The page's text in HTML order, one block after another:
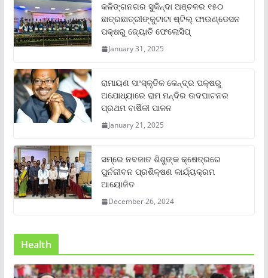
କଳିଙ୍ଗନଗର ସୁକିନ୍ଦା ଅଞ୍ଚଳର ୧୫୦
ଛାତ୍ରଛାତ୍ରୀଙ୍କୁଟାଟା ଷ୍ଟିଲ୍ ଫାଉଣ୍ଡେସନ
ପକ୍ଷରୁ ଜ୍ୟୋତି ଫେଲୋସିପ୍‌
January 31, 2025
ରାମାୟଣ ସାଂସ୍କୃତିକ କେନ୍ଦ୍ର ପକ୍ଷରୁ
ଅଯୋଧ୍ୟାରେ ରାମ ମନ୍ଦିର ଉଦଘାଟନର
ପ୍ରଥମ ବାର୍ଷିକୀ ପାଳନ
January 21, 2025
ସମ୍‌ରେ ନବଜାତ ଶିଶୁଙ୍କ କ୍ଷେତ୍ରରେ
ପୁର୍ନଜୀବନ ପ୍ରଶିକ୍ଷଣ କାର୍ଯ୍ୟକ୍ରମ
ଆୟୋଜିତ
December 26, 2024
Health